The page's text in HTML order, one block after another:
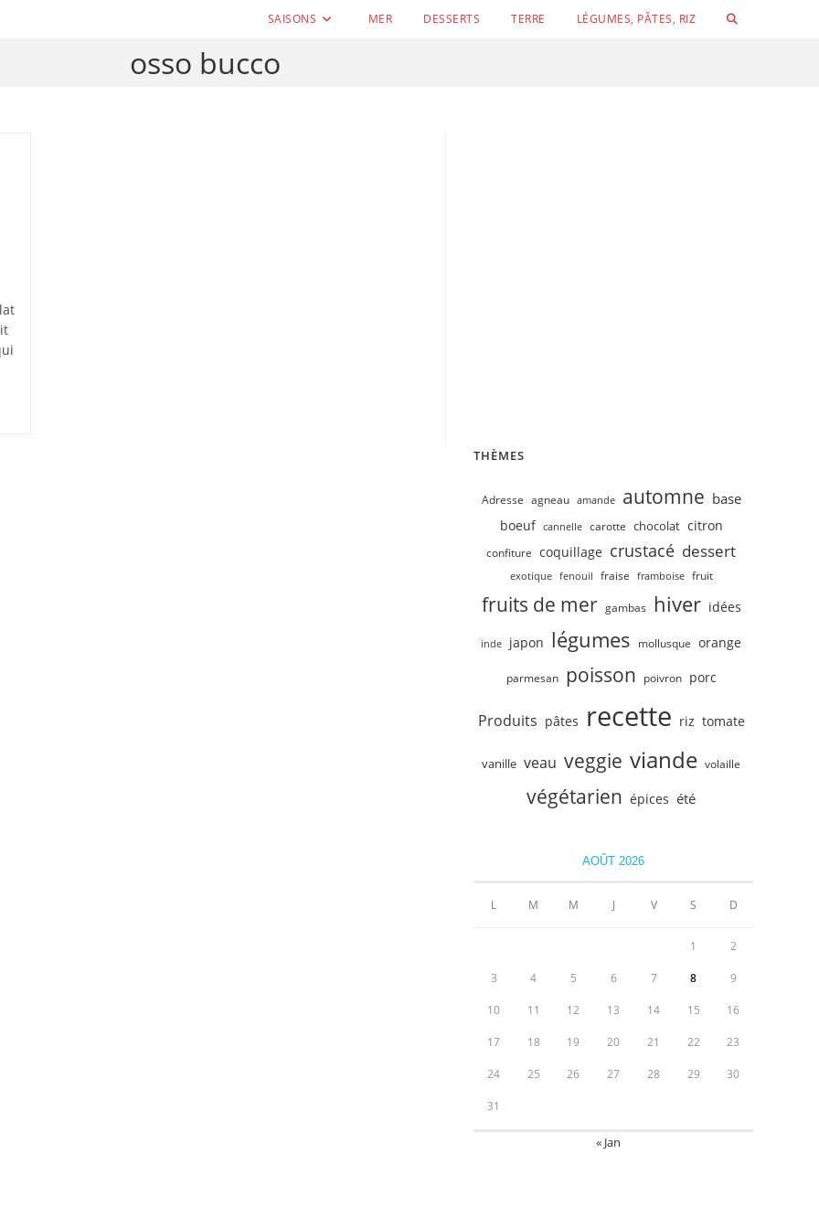
SAISONS MER DESSERTS TERRE LÉGUMES, PÂTES, RIZ TOGGLE
osso bucco
THÈMES
Adresse agneau amande automne base
boeuf cannelle carotte chocolat citron
confiture coquillage crustacé dessert
exotique fenouil fraise framboise fruit
fruits de mer gambas hiver idées
inde japon légumes mollusque orange
parmesan poisson poivron porc
Produits pâtes recette riz tomate
vanille veau veggie viande volaille
végétarien épices été
AOÛT 2026
L M M J V S D
1 2
3 4 5 6 7 8 9
10 11 12 13 14 15 16
17 18 19 20 21 22 23
24 25 26 27 28 29 30
31
« Jan